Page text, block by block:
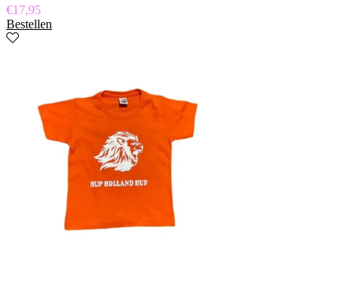
€17,95
Bestellen